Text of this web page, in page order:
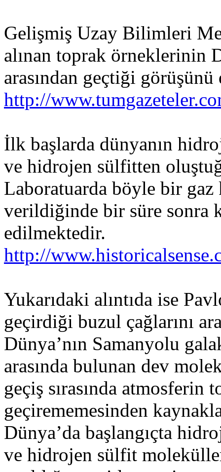
Gelişmiş Uzay Bilimleri
alınan toprak örneklerinin
arasından geçtiği
http://
İlk başlarda dünyanın
ve hidrojen sülfitten
Laboratuarda böyle bir gaz
verildiğinde bir süre sonra
edilmektedir.
http://
Yukarıdaki alıntıda ise
geçirdiği buzul çağlarını
Dünya’nın Samanyolu
arasında bulunan dev
geçiş sırasında atmosferin
geçirememesinden
Dünya’da başlangıçta
ve hidrojen sülfit